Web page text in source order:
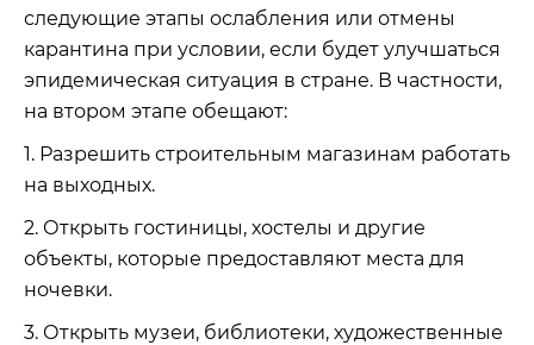
следующие этапы ослабления или отмены
карантина при условии, если будет улучшаться
эпидемическая ситуация в стране. В частности,
на втором этапе обещают:
1. Разрешить строительным магазинам работать
на выходных.
2. Открыть гостиницы, хостелы и другие
объекты, которые предоставляют места для
ночевки.
3. Открыть музеи, библиотеки, художественные